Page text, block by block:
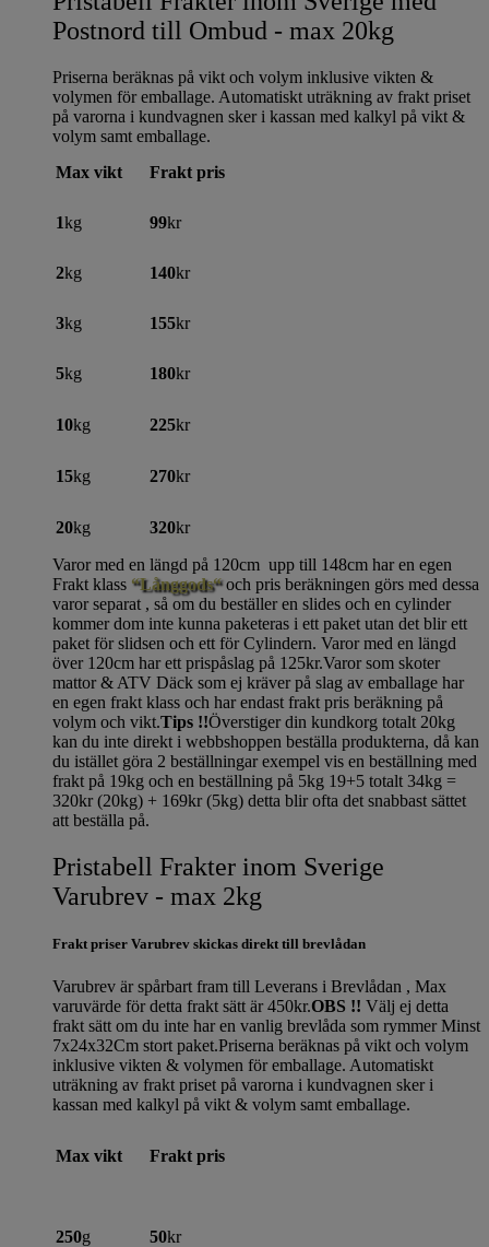
Postnord till Ombud - max 20kg
Priserna beräknas på vikt och volym inklusive vikten &
volymen för emballage. Automatiskt uträkning av frakt priset
på varorna i kundvagnen sker i kassan med kalkyl på vikt &
volym samt emballage.
Max vikt
Frakt pris
1kg 99kr
2kg 140kr
3kg 155kr
5kg 180kr
10kg 225kr
15kg 270kr
20kg 320kr
Varor med en längd på 120cm upp till 148cm har en egen
Frakt klass “Långgods“och pris beräkningen görs med dessa
varor separat , så om du beställer en slides och en cylinder
kommer dom inte kunna paketeras i ett paket utan det blir ett
paket för slidsen och ett för Cylindern. Varor med en längd
över 120cm har ett prispåslag på 125kr.Varor som skoter
mattor & ATV Däck som ej kräver på slag av emballage har
en egen frakt klass och har endast frakt pris beräkning på
volym och vikt.Tips !!Överstiger din kundkorg totalt 20kg
kan du inte direkt i webbshoppen beställa produkterna, då kan
du istället göra 2 beställningar exempel vis en beställning med
frakt på 19kg och en beställning på 5kg 19+5 totalt 34kg =
320kr (20kg) + 169kr (5kg) detta blir ofta det snabbast sättet
att beställa på.
Pristabell Frakter inom Sverige
Varubrev - max 2kg
Frakt priser Varubrev skickas direkt till brevlådan
Varubrev är spårbart fram till Leverans i Brevlådan , Max
varuvärde för detta frakt sätt är 450kr.OBS !! Välj ej detta
frakt sätt om du inte har en vanlig brevlåda som rymmer Minst
7x24x32Cm stort paket.Priserna beräknas på vikt och volym
inklusive vikten & volymen för emballage. Automatiskt
uträkning av frakt priset på varorna i kundvagnen sker i
kassan med kalkyl på vikt & volym samt emballage.
Max vikt Frakt pris
250g 50kr